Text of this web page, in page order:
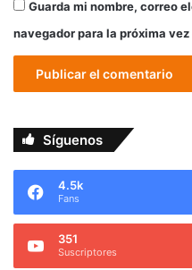
Guarda mi nombre, correo
navegador para la próxima
Síguenos
4.5k
Fans
351
Suscriptores